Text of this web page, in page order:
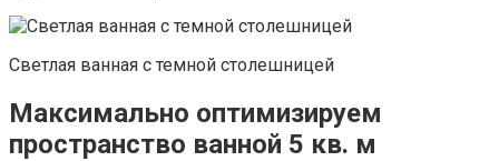
Светлая ванная с темной столешницей
Максимально оптимизируем
пространство ванной 5 кв. м